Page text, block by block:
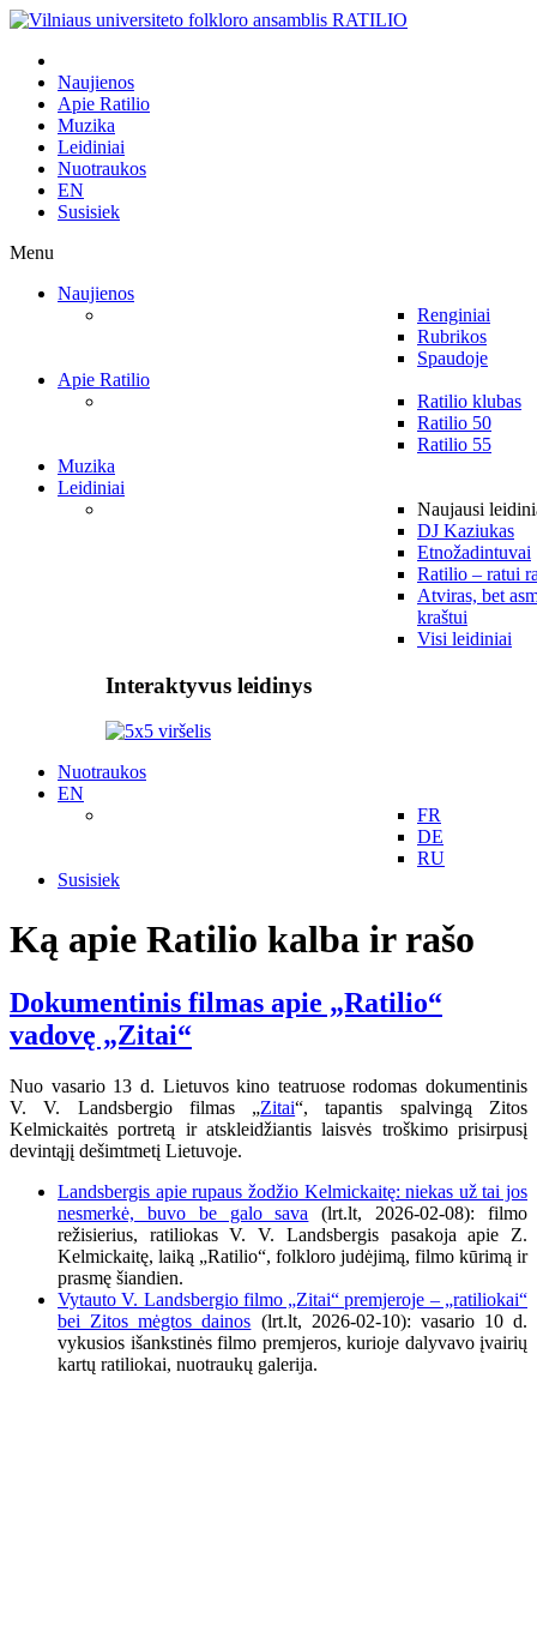
Naujienos
Apie Ratilio
Muzika
Leidiniai
Nuotraukos
EN
Susisiek
Menu
Naujienos
Renginiai
Rubrikos
Spaudoje
Apie Ratilio
Ratilio klubas
Ratilio 50
Ratilio 55
Muzika
Leidiniai
Naujausi
DJ Kaziukas
Etnožadintuvai
Ratilio – ratui
Atviras, bet
kraštui
Visi leidiniai
Interaktyvus leidinys
Nuotraukos
EN
FR
DE
RU
Susisiek
Ką apie Ratilio kalba ir rašo
Dokumentinis filmas apie „Ratilio“
vadovę „Zitai“
Nuo vasario 13 d. Lietuvos kino teatruose rodomas dokumentinis
V. V. Landsbergio filmas „Zitai“, tapantis spalvingą Zitos
Kelmickaitės portretą ir atskleidžiantis laisvės troškimo prisirpusį
devintąjį dešimtmetį Lietuvoje.
Landsbergis apie rupaus žodžio Kelmickaitę: niekas už tai jos
nesmerkė, buvo be galo sava (lrt.lt, 2026-02-08): filmo
režisierius, ratiliokas V. V. Landsbergis pasakoja apie Z.
Kelmickaitę, laiką „Ratilio“, folkloro judėjimą, filmo kūrimą ir
prasmę šiandien.
Vytauto V. Landsbergio filmo „Zitai“ premjeroje – „ratiliokai“
bei Zitos mėgtos dainos (lrt.lt, 2026-02-10): vasario 10 d.
vykusios išankstinės filmo premjeros, kurioje dalyvavo įvairių
kartų ratiliokai, nuotraukų galerija.